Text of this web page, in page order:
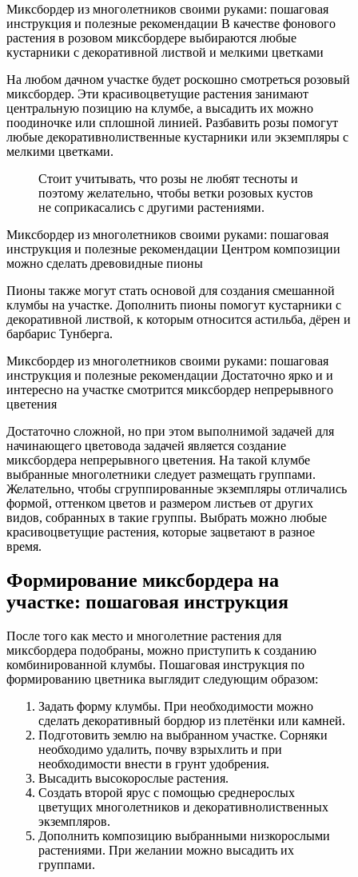
Миксбордер из многолетников своими руками: пошаговая
инструкция и полезные рекомендации В качестве фонового
растения в розовом миксбордере выбираются любые
кустарники с декоративной листвой и мелкими цветками
На любом дачном участке будет роскошно смотреться розовый
миксбордер. Эти красивоцветущие растения занимают
центральную позицию на клумбе, а высадить их можно
поодиночке или сплошной линией. Разбавить розы помогут
любые декоративнолиственные кустарники или экземпляры с
мелкими цветками.
Стоит учитывать, что розы не любят тесноты и
поэтому желательно, чтобы ветки розовых кустов
не соприкасались с другими растениями.
Миксбордер из многолетников своими руками: пошаговая
инструкция и полезные рекомендации Центром композиции
можно сделать древовидные пионы
Пионы также могут стать основой для создания смешанной
клумбы на участке. Дополнить пионы помогут кустарники с
декоративной листвой, к которым относится астильба, дёрен и
барбарис Тунберга.
Миксбордер из многолетников своими руками: пошаговая
инструкция и полезные рекомендации Достаточно ярко и и
интересно на участке смотрится миксбордер непрерывного
цветения
Достаточно сложной, но при этом выполнимой задачей для
начинающего цветовода задачей является создание
миксбордера непрерывного цветения. На такой клумбе
выбранные многолетники следует размещать группами.
Желательно, чтобы сгруппированные экземпляры отличались
формой, оттенком цветов и размером листьев от других
видов, собранных в такие группы. Выбрать можно любые
красивоцветущие растения, которые зацветают в разное
время.
Формирование миксбордера на
участке: пошаговая инструкция
После того как место и многолетние растения для
миксбордера подобраны, можно приступить к созданию
комбинированной клумбы. Пошаговая инструкция по
формированию цветника выглядит следующим образом:
Задать форму клумбы. При необходимости можно
сделать декоративный бордюр из плетёнки или камней.
Подготовить землю на выбранном участке. Сорняки
необходимо удалить, почву взрыхлить и при
необходимости внести в грунт удобрения.
Высадить высокорослые растения.
Создать второй ярус с помощью среднерослых
цветущих многолетников и декоративнолиственных
экземпляров.
Дополнить композицию выбранными низкорослыми
растениями. При желании можно высадить их
группами.